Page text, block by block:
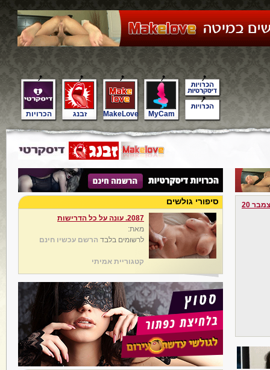
הכרויות זבנג MakeLove MyCam
20 סיפורי גולשים
2087. עונה על כל הדרישות
מאת:
לרשומים בלבד הרשם עכשיו חינם
קטגוריית אמיתי